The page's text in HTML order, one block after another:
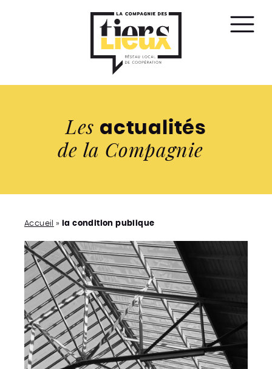
le
Les actualités
de la Compagnie
Accueil » la condition publique